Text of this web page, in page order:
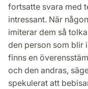
fortsatte svara med
intressant. När
imiterar dem så
den person som blir
finns en
och den andras,
spekulerat att